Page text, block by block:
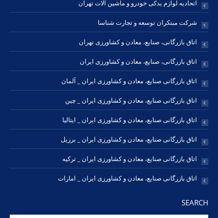
اتحادیه لوازم یدکی خودرو و ماشین آلات تهران
شرکت مبتکران توسعه و تجارت شناسا
اتاق بازرگانی، صنایع، معادن و کشاورزی تهران
اتاق بازرگانی، صنایع، معادن و کشاورزی ایران
اتاق بازرگانی صنایع، معادن و کشاورزی ایران _ آلمان
اتاق بازرگانی صنایع، معادن و کشاورزی ایران _ چین
اتاق بازرگانی صنایع، معادن و کشاورزی ایران _ ایتالیا
اتاق بازرگانی صنایع، معادن و کشاورزی ایران _ برزیل
اتاق بازرگانی صنایع، معادن و کشاورزی ایران _ ترکیه
اتاق بازرگانی صنایع، معادن و کشاورزی ایران _ امارات
SEARCH